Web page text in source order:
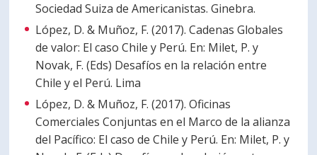
Sociedad Suiza de Americanistas. Ginebra.
López, D. & Muñoz, F. (2017). Cadenas Globales
de valor: El caso Chile y Perú. En: Milet, P. y
Novak, F. (Eds) Desafíos en la relación entre
Chile y el Perú. Lima
López, D. & Muñoz, F. (2017). Oficinas
Comerciales Conjuntas en el Marco de la alianza
del Pacífico: El caso de Chile y Perú. En: Milet, P. y